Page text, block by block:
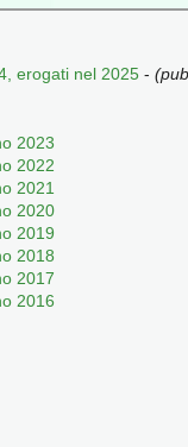
erogati nel 2025 -
2023
2022
2021
2020
2019
2018
2017
2016